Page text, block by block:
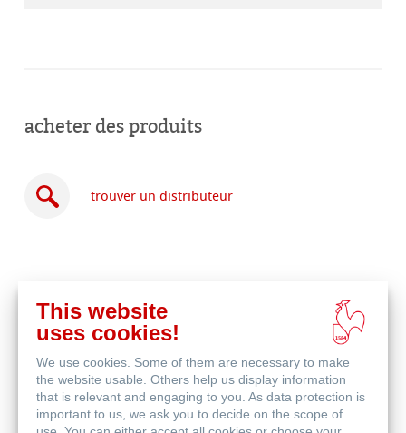
acheter des produits
trouver un distributeur
acheter
en
ligne
This website
uses cookies!
We use cookies. Some of them are necessary to make
the website usable. Others help us display information
that is relevant and engaging to you. As data protection is
important to us, we ask you to decide on the scope of